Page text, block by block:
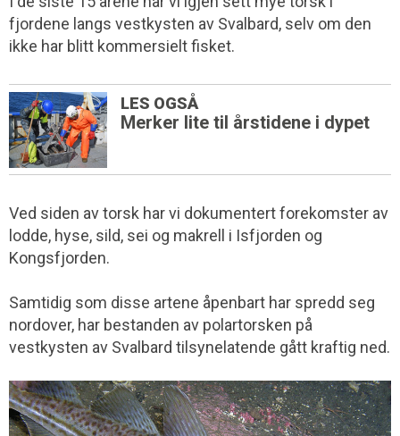
fjordene langs vestkysten av Svalbard, selv om den
ikke har blitt kommersielt fisket.
LES OGSÅ
Merker lite til årstidene i dypet
Ved siden av torsk har vi dokumentert forekomster av
lodde, hyse, sild, sei og makrell i Isfjorden og
Kongsfjorden.
Samtidig som disse artene åpenbart har spredd seg
nordover, har bestanden av polartorsken på
vestkysten av Svalbard tilsynelatende gått kraftig ned.